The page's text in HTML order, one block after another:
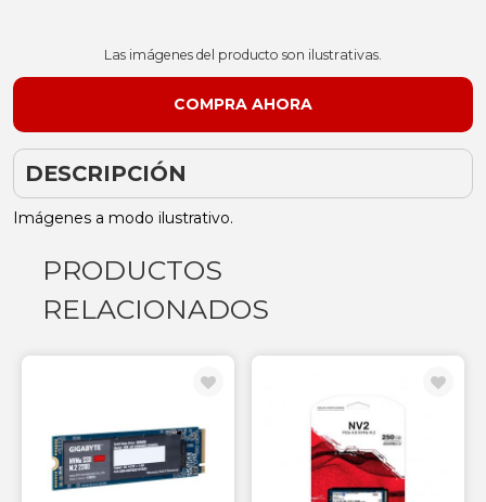
Las imágenes del producto son ilustrativas.
DESCRIPCIÓN
Imágenes a modo ilustrativo.
PRODUCTOS
RELACIONADOS